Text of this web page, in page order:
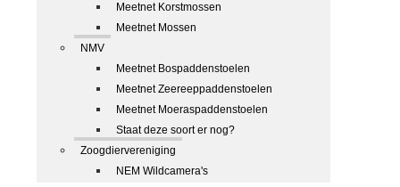
Meetnet Korstmossen
Meetnet Mossen
NMV
Meetnet Bospaddenstoelen
Meetnet Zeereeppaddenstoelen
Meetnet Moeraspaddenstoelen
Staat deze soort er nog?
Zoogdiervereniging
NEM Wildcamera's